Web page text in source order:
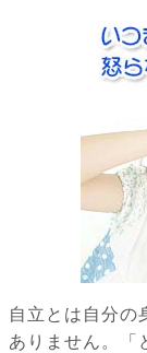
自立とは自分の
ありません。「